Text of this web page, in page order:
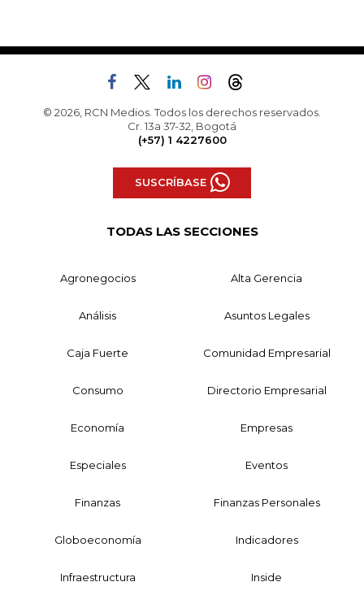
© 2026, RCN Medios. Todos los derechos reservados.
Cr. 13a 37-32, Bogotá
(+57) 1 4227600
SUSCRÍBASE
TODAS LAS SECCIONES
Agronegocios Alta Gerencia
Análisis Asuntos Legales
Caja Fuerte Comunidad Empresarial
Consumo Directorio Empresarial
Economía Empresas
Especiales Eventos
Finanzas Finanzas Personales
Globoeconomía Indicadores
Infraestructura Inside